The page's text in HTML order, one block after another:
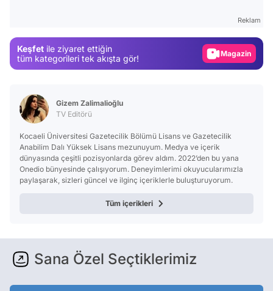
Reklam
Keşfet ile ziyaret ettiğin
tüm kategorileri tek akışta gör!
Magazin
Gizem Zalimalioğlu
TV Editörü
Kocaeli Üniversitesi Gazetecilik Bölümü Lisans ve Gazetecilik
Anabilim Dalı Yüksek Lisans mezunuyum. Medya ve içerik
dünyasında çeşitli pozisyonlarda görev aldım. 2022’den bu yana
Onedio bünyesinde çalışıyorum. Deneyimlerimi okuyucularımızla
paylaşarak, sizleri güncel ve ilginç içeriklerle buluşturuyorum.
Tüm içerikleri
Sana Özel Seçtiklerimiz